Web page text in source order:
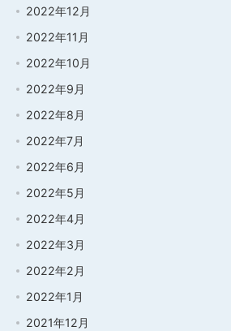
2022年12月
2022年11月
2022年10月
2022年9月
2022年8月
2022年7月
2022年6月
2022年5月
2022年4月
2022年3月
2022年2月
2022年1月
2021年12月